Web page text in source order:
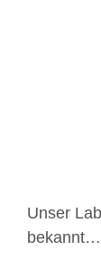
Unser
bekannt…